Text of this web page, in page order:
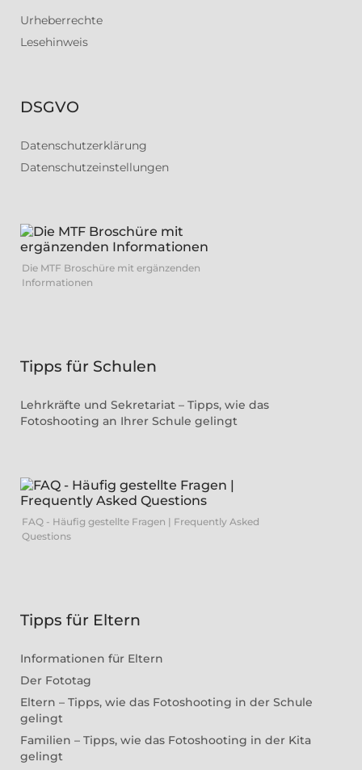
Urheberrechte
Lesehinweis
DSGVO
Datenschutzerklärung
Datenschutzeinstellungen
Die MTF Broschüre mit ergänzenden
Informationen
Tipps für Schulen
Lehrkräfte und Sekretariat – Tipps, wie das
Fotoshooting an Ihrer Schule gelingt
FAQ - Häufig gestellte Fragen | Frequently Asked
Questions
Tipps für Eltern
Informationen für Eltern
Der Fototag
Eltern – Tipps, wie das Fotoshooting in der Schule
gelingt
Familien – Tipps, wie das Fotoshooting in der Kita
gelingt